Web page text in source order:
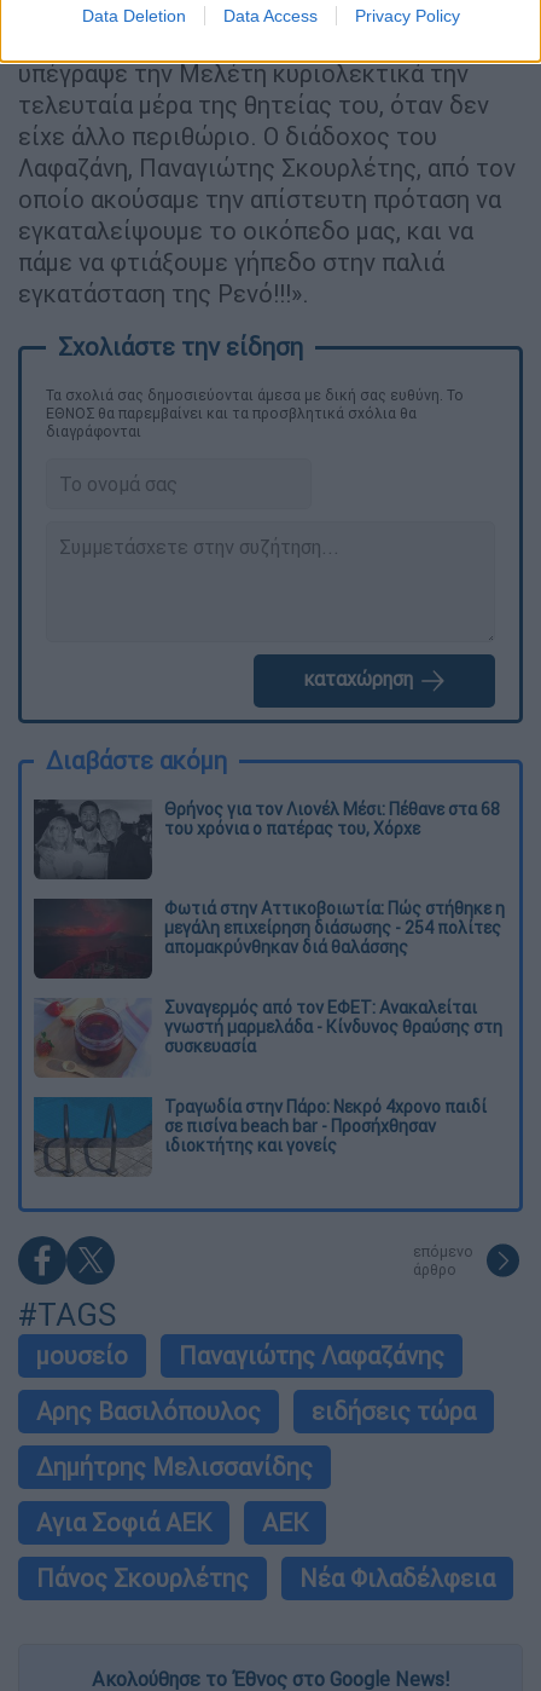
Data Deletion Data Access Privacy Policy
υπέγραφε χωρίς κανέναν απολύτως λόγο.
υπέγραψε την Μελέτη κυριολεκτικά την
τελευταία μέρα της θητείας του, όταν δεν
είχε άλλο περιθώριο. Ο διάδοχος του
Λαφαζάνη, Παναγιώτης Σκουρλέτης, από τον
οποίο ακούσαμε την απίστευτη πρόταση να
εγκαταλείψουμε το οικόπεδο μας, και να
πάμε να φτιάξουμε γήπεδο στην παλιά
εγκατάσταση της Ρενό!!!».
Τα σχολιά σας δημοσιεύονται άμεσα με δική σας ευθύνη. Το
ΕΘΝΟΣ θα παρεμβαίνει και τα προσβλητικά σχόλια θα
διαγράφονται
καταχώρηση
Διαβάστε ακόμη
Θρήνος για τον Λιονέλ Μέσι: Πέθανε στα 68
του χρόνια ο πατέρας του, Χόρχε
Φωτιά στην Αττικοβοιωτία: Πώς στήθηκε η
μεγάλη επιχείρηση διάσωσης - 254 πολίτες
απομακρύνθηκαν διά θαλάσσης
Συναγερμός από τον ΕΦΕΤ: Ανακαλείται
γνωστή μαρμελάδα - Κίνδυνος θραύσης στη
συσκευασία
Τραγωδία στην Πάρο: Νεκρό 4χρονο παιδί
σε πισίνα beach bar - Προσήχθησαν
ιδιοκτήτης και γονείς
επόμενο
άρθρο
#TAGS
μουσείο
Παναγιώτης Λαφαζάνης
Αρης Βασιλόπουλος
ειδήσεις τώρα
Δημήτρης Μελισσανίδης
Αγια Σοφιά ΑΕΚ
ΑΕΚ
Πάνος Σκουρλέτης
Νέα Φιλαδέλφεια
Ακολούθησε το Έθνος στο Google News!